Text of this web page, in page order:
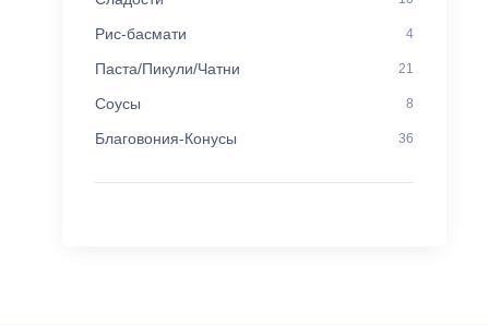
Рис-басмати 4
Паста/Пикули/Чатни 21
Соусы 8
Благовония-Конусы 36